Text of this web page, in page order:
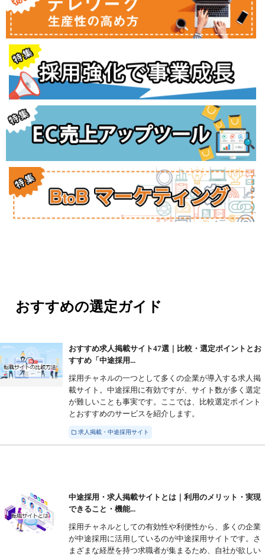
おすすめの選定ガイド
おすすめ求人掲載サイト47選｜比較・選定ポイントとお
すすめ「中途採用...
採用チャネルの一つとして多くの企業が導入する求人掲
載サイト。中途採用に有効ですが、サイト数が多く選定
が難しいことも事実です。ここでは、比較選定ポイント
とおすすめのサービスを紹介します。
求人掲載・中途採用サイト
中途採用・求人掲載サイトとは｜利用のメリット・実現
できること・機能...
採用チャネルとしての有効性や利便性から、多くの企業
が中途採用に活用しているのが中途採用サイトです。さ
まざまな経歴を持つ求職者が集まるため、自社が欲しい